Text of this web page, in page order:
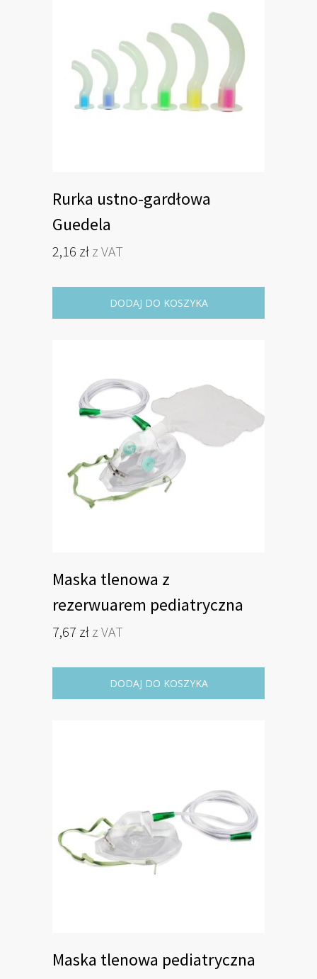
Rurka ustno-gardłowa
Guedela
2,16 zł z VAT
DODAJ DO KOSZYKA
ma
Maska tlenowa z
rezerwuarem pediatryczna
7,67 zł z VAT
DODAJ DO KOSZYKA
Maska tlenowa pediatryczna